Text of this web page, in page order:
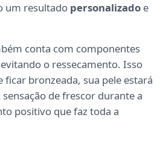
um resultado personalizado e
conta com componentes
o ressecamento. Isso
ficar bronzeada, sua pele estará
sensação de frescor durante a
positivo que faz toda a